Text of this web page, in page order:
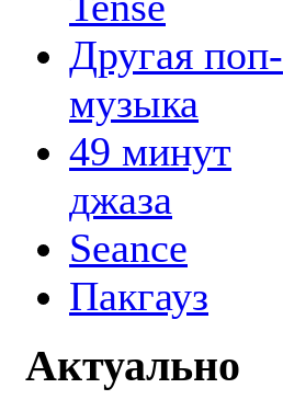
Другая поп-
музыка
49 минут
джаза
Seance
Пакгауз
Актуально